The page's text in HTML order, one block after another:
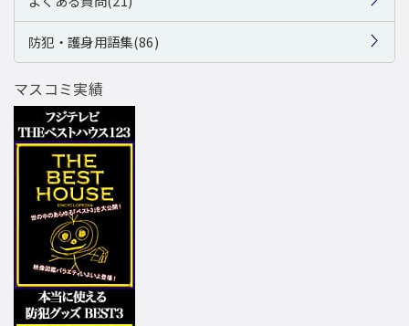
防犯・護身用語集(86)
マスコミ実績